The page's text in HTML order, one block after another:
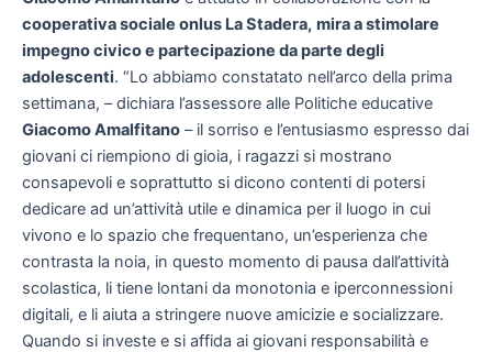
cooperativa sociale onlus La Stadera, mira a stimolare
impegno civico e partecipazione da parte degli
adolescenti. “Lo abbiamo constatato nell’arco della prima
settimana, – dichiara l’assessore alle Politiche educative
Giacomo Amalfitano – il sorriso e l’entusiasmo espresso dai
giovani ci riempiono di gioia, i ragazzi si mostrano
consapevoli e soprattutto si dicono contenti di potersi
dedicare ad un’attività utile e dinamica per il luogo in cui
vivono e lo spazio che frequentano, un’esperienza che
contrasta la noia, in questo momento di pausa dall’attività
scolastica, li tiene lontani da monotonia e iperconnessioni
digitali, e li aiuta a stringere nuove amicizie e socializzare.
Quando si investe e si affida ai giovani responsabilità e